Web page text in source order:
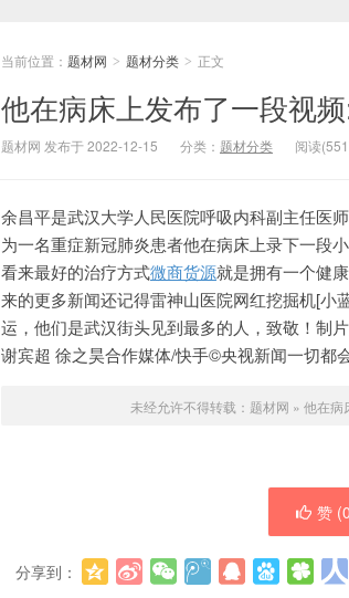
当前位置： 题材网 > 题材分类 > 正文
他在病床上发布了一段视
题材网 发布于 2022-12-15 分类： 题材分类 阅读
余昌平是武汉大学人民医院呼吸内科副主任医
为一名重症新冠肺炎患者他在病床上录下一段
看来最好的治疗方式微商货源就是拥有一个健
来的更多新闻还记得雷神山医院网红挖掘机[小
运，他们是武汉街头见到最多的人，致敬！制
谢宾超 徐之昊合作媒体/快手©央视新闻一切都
未经允许不得转载： 题材网 » 他在病
赞 (0
分享到：